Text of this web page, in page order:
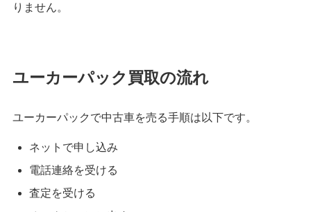
りません。
ユーカーパック買取の流れ
ユーカーパックで中古車を売る手順は以下です。
ネットで申し込み
電話連絡を受ける
査定を受ける